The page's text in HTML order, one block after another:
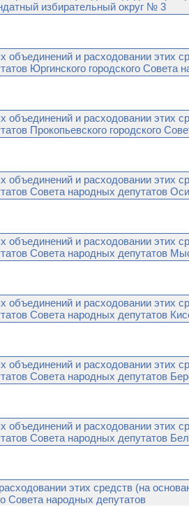
избирательный округ № 3
и расходовании этих
Юргинского городского Cовета
и расходовании этих
Прокопьевского городского
и расходовании этих
Совета народных депутатов
и расходовании этих
Совета народных депутатов
и расходовании этих
Совета народных депутатов
и расходовании этих
Совета народных депутатов
и расходовании этих
Совета народных депутатов
этих средств (на
Cовета народных депутатов